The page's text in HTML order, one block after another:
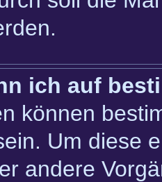
ich auf
können
Um diese
andere